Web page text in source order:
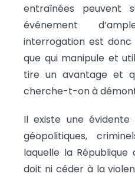
entraînées peuvent
événement
interrogation est donc
que qui manipule et
tire un avantage et
cherche-t-on à
Il existe une évidente
géopolitiques,
laquelle la
doit ni céder à la